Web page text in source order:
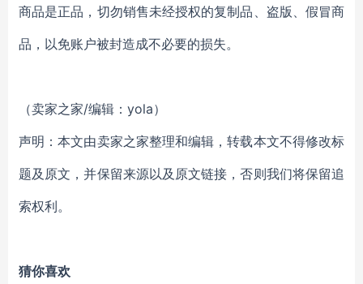
商品是正品，切勿销售未经授权的复制品、盗版、假冒商
品，以免账户被封造成不必要的损失。
（卖家之家/编辑：yola）
声明：本文由卖家之家整理和编辑，转载本文不得修改标
题及原文，并保留来源以及原文链接，否则我们将保留追
索权利。
猜你喜欢